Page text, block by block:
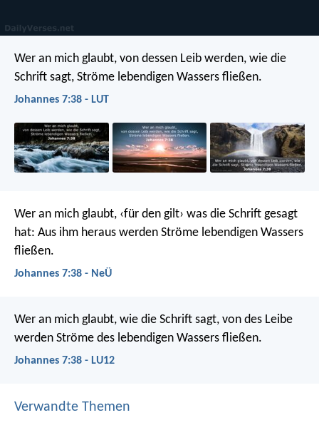
Wer an mich glaubt, von dessen Leib werden, wie die
Schrift sagt, Ströme lebendigen Wassers fließen.
Johannes 7:38 - LUT
Wer an mich glaubt, ‹für den gilt› was die Schrift gesagt
hat: Aus ihm heraus werden Ströme lebendigen Wassers
fließen.
Johannes 7:38 - NeÜ
Wer an mich glaubt, wie die Schrift sagt, von des Leibe
werden Ströme des lebendigen Wassers fließen.
Johannes 7:38 - LU12
Verwandte Themen